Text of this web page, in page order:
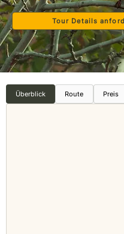
Tour Details
Überblick Route Preis